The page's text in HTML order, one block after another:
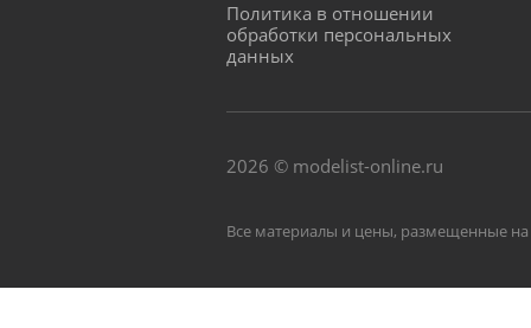
Политика в отношении
обработки персональных
данных
2026 © modelist-online.ru
Все материалы и цены, размещенные на